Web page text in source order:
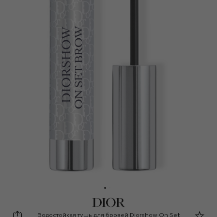
Dior
Водостойкая тушь для бровей Diorshow On Set